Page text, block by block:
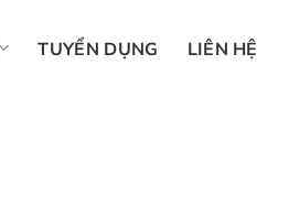
TUYỂN DỤNG LIÊN HỆ